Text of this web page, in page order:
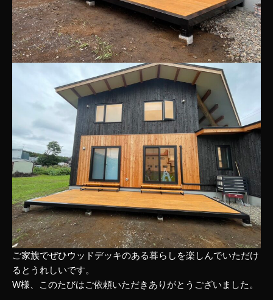
ご家族でぜひウッドデッキのある暮らしを楽しんでいただけ
るとうれしいです。
W様、このたびはご依頼いただきありがとうございました。